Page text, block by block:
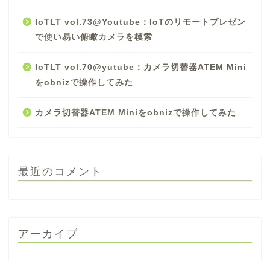
IoTLT vol.73@Youtube：IoTのリモートプレゼン
で使い易い俯瞰カメラを模索
IoTLT vol.70@yutube：カメラ切替器ATEM Mini
をobnizで操作してみた
カメラ切替器ATEM Miniをobnizで操作してみた
最近のコメント
アーカイブ